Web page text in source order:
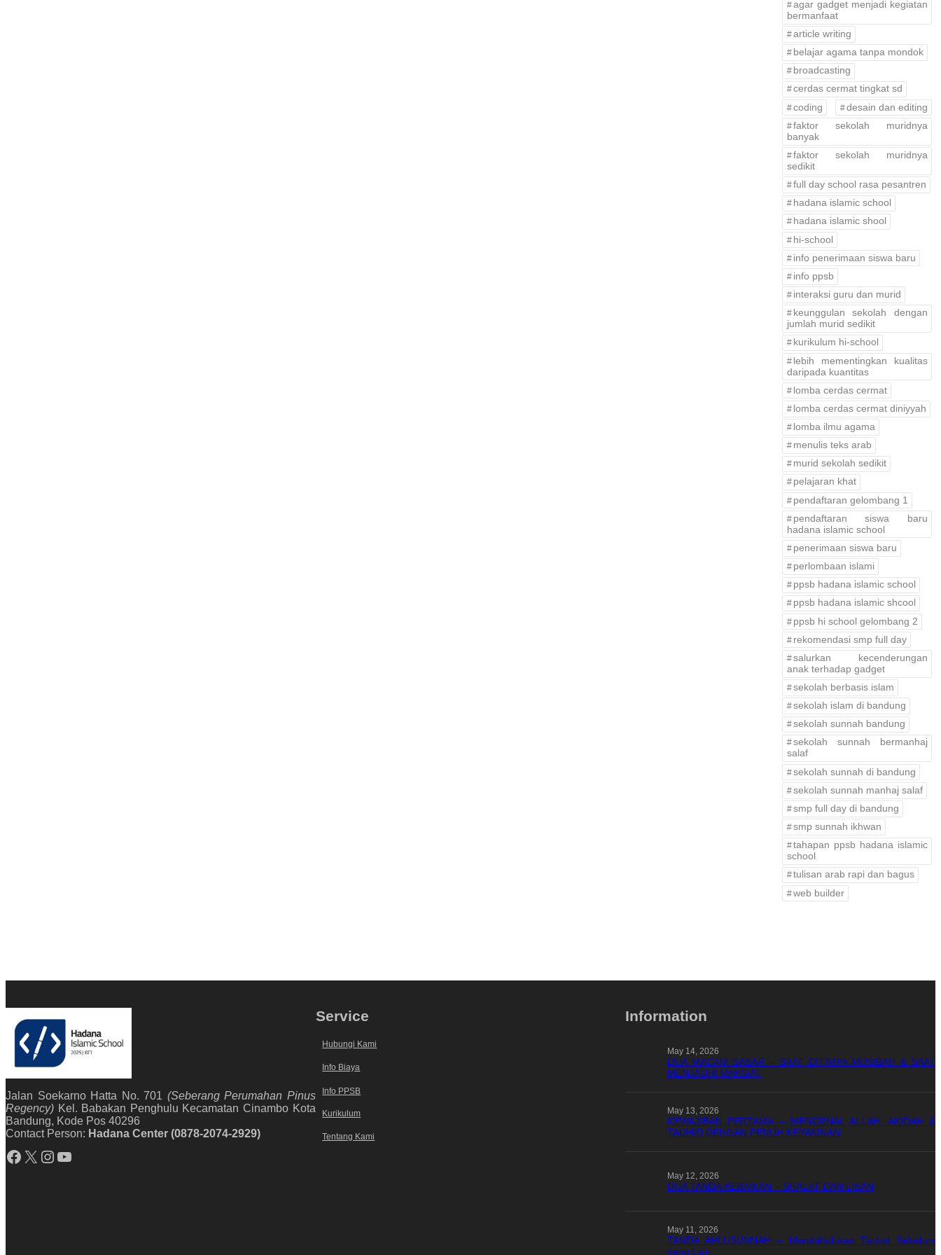
agar gadget menjadi kegiatan
bermanfaat
article writing
belajar agama tanpa mondok
broadcasting
cerdas cermat tingkat sd
coding
desain dan editing
faktor sekolah muridnya
banyak
faktor sekolah muridnya
sedikit
full day school rasa pesantren
hadana islamic school
hadana islamic shool
hi-school
info penerimaan siswa baru
info ppsb
interaksi guru dan murid
keunggulan sekolah dengan
jumlah murid sedikit
kurikulum hi-school
lebih mementingkan kualitas
daripada kuantitas
lomba cerdas cermat
lomba cerdas cermat diniyyah
lomba ilmu agama
menulis teks arab
murid sekolah sedikit
pelajaran khat
pendaftaran gelombang 1
pendaftaran siswa baru
hadana islamic school
penerimaan siswa baru
perlombaan islami
ppsb hadana islamic school
ppsb hadana islamic shcool
ppsb hi school gelombang 2
rekomendasi smp full day
salurkan kecenderungan
anak terhadap gadget
sekolah berbasis islam
sekolah islam di bandung
sekolah sunnah bandung
sekolah sunnah bermanhaj
salaf
sekolah sunnah di bandung
sekolah sunnah manhaj salaf
smp full day di bandung
smp sunnah ikhwan
tahapan ppsb hadana islamic
school
tulisan arab rapi dan bagus
web builder
Jalan Soekarno Hatta No. 701 (Seberang Perumahan Pinus
Regency) Kel. Babakan Penghulu Kecamatan Cinambo Kota
Bandung, Kode Pos 40296
Contact Person: Hadana Center (0878-2074-2929)
Facebook X Instagram YouTube
Service
Hubungi Kami
Info Biaya
Info PPSB
Kurikulum
Tentang Kami
Information
May 14, 2026
DUA MACAM SABAR – SAAT DITIMPA MUSIBAH & SAAT
MENJAUHI MAKSIAT
May 13, 2026
KEWAJIBAN PERTAMA – MENGENAL ALLAH, AKIDAH &
TAUHID DENGAN PENUH KEYAKINAN
May 12, 2026
DUA TANDA KEBAIKAN – SHALAT DAN LISAN
May 11, 2026
TANDA AHLUSUNNAH – Mendahulukan Tauhid Sebelum
yang Lain